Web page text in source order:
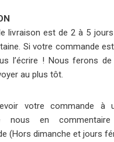
livraison est de 2 à 5
Si votre commande est
l’écrire ! Nous ferons
au plus tôt.
votre commande à
nous en
(Hors dimanche et jours